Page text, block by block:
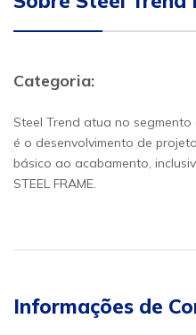
Categoria:
Steel Trend atua no
é o desenvolvimento de
básico ao acabamento,
STEEL FRAME.
Informações de